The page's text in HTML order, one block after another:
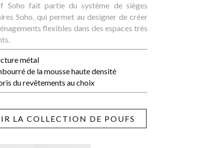
Soho fait partie du système de sièges
Soho, qui permet au designer de créer
flexibles dans des espaces très
métal
de la mousse haute densité
du revêtements au choix
LA COLLECTION DE POUFS